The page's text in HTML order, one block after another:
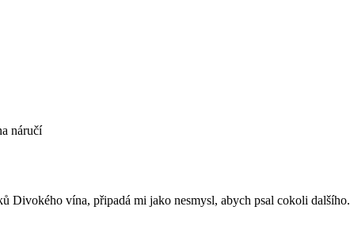
náručí
Divokého vína, připadá mi jako nesmysl, abych psal cokoli dalšího.